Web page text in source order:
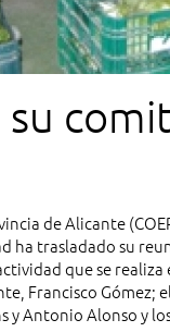
su
de Alicante
ha trasladado su
que se
Francisco
y Antonio Alonso y